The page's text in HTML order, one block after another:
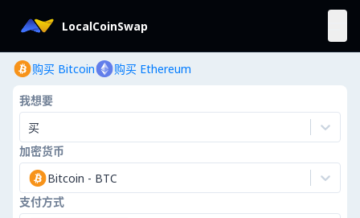
LocalCoinSwap
购买 Bitcoin 购买 Ethereum
我想要
买
加密货币
Bitcoin - BTC
支付方式